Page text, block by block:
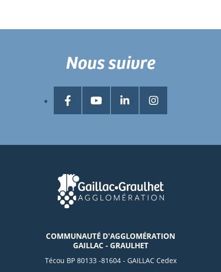
COMMUNAUTÉ D'AGGLOMÉRATION
GAILLAC - GRAULHET
Técou BP 80133 -81604 - GAILLAC Cedex
Nous suivre